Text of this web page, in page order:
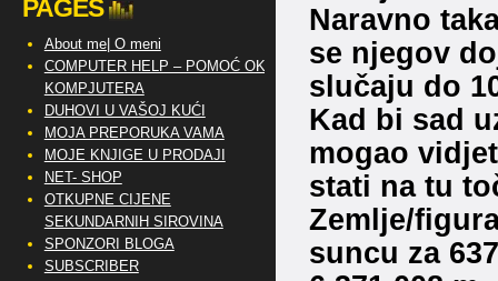
Naravno
se njegov
slučaju do
Kad bi sad
mogao
stati na tu
Zemlje/
suncu za
PAGES
About me| O meni
COMPUTER HELP – POMOĆ OKO
KOMPJUTERA
DUHOVI U VAŠOJ KUĆI
MOJA PREPORUKA VAMA
MOJE KNJIGE U PRODAJI
NET- SHOP
OTKUPNE CIJENE
SEKUNDARNIH SIROVINA
SPONZORI BLOGA
SUBSCRIBER